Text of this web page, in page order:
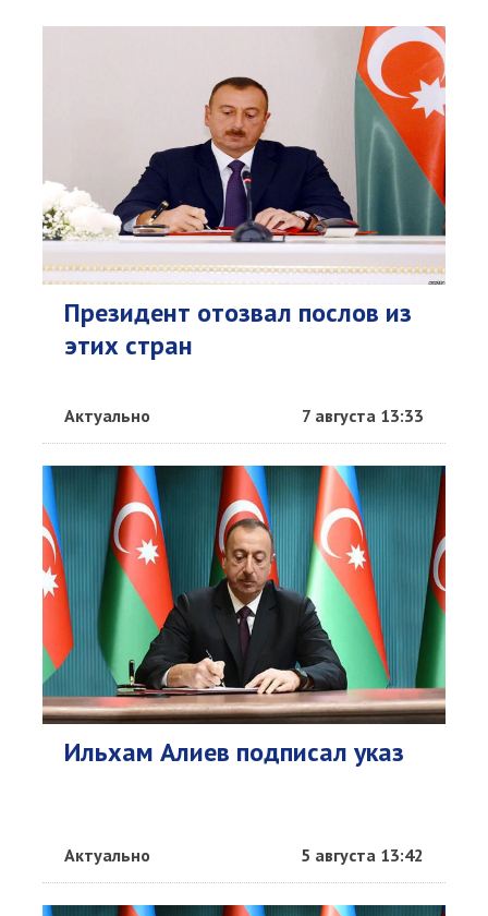
Президент отозвал послов из
этих стран
Актуально 7 августа 13:33
Ильхам Алиев подписал указ
Актуально 5 августа 13:42